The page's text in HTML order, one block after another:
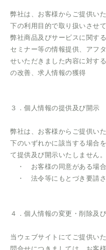
弊社は、お客様からご提供い
下の利用目的で取り扱いさせ
弊社商品及びサービスに関す
セミナー等の情報提供、アフ
せいただきました内容に対す
の改善、求人情報の獲得
３．個人情報の提供及び開示
弊社は、お客様からご提供い
下のいずれかに該当する場合
て提供及び開示いたしません。
・ お客様の同意がある場合
・ 法令等にもとづき要請
４．個人情報の変更・削除及
当ウェブサイトにてご提供い